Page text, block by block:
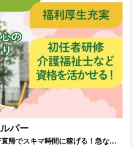
パー
帰でスキマ時間に稼げる！急なキ